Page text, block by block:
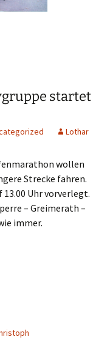
startet
Lothar
wollen
Strecke fahren.
13.00 Uhr vorverlegt.
– Greimerath –
immer.